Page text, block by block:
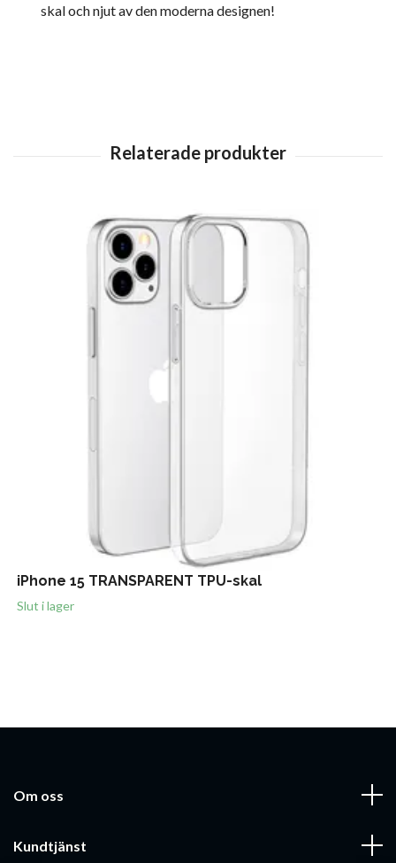
skal och njut av den moderna designen!
iPhone 15 TRANSPARENT TPU-skal
Slut i lager
Om oss
Kundtjänst